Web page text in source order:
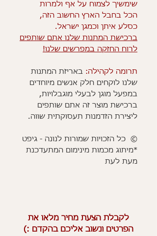
שימשיך לצמוח על אף ולמרות
הכל בחבל הארץ החשוב הזה,
כסלע איתן וכמגן ישראל.
ברכישת המתנות שלנו אתם שותפים
לרוח החזקה במפרשים שלנו!
תרומה לקהילה: באריזת המתנות
שלנו לוקחים חלק אנשים מיוחדים
במפעל מוגן לבעלי מוגבלויות,
ברכישת מוצר זה אתם שותפים
ליצירת הזדמנות תעסוקתית שווה.
© כל הזכויות שמורות לנונה - גיפט
*מיתוג מכמות מינימום המתעדכנת
מעת לעת
לקבלת הצעת מחיר מלאו את
הפרטים ונשוב אליכם בהקדם :)